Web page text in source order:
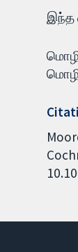
இந்த